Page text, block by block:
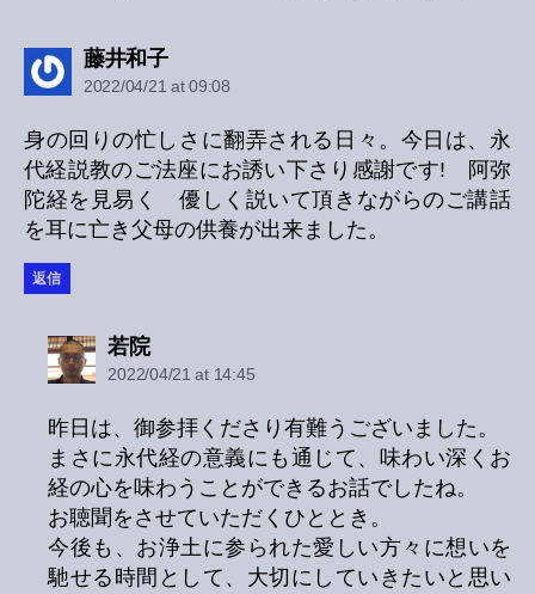
藤井和子says:
2022/04/21 at 09:08
身の回りの忙しさに翻弄される日々。今日は、永
代経説教のご法座にお誘い下さり感謝です! 阿弥
陀経を見易く 優しく説いて頂きながらのご講話
を耳に亡き父母の供養が出来ました。
返信
若院says:
2022/04/21 at 14:45
昨日は、御参拝くださり有難うございました。
まさに永代経の意義にも通じて、味わい深くお
経の心を味わうことができるお話でしたね。
お聴聞をさせていただくひととき。
今後も、お浄土に参られた愛しい方々に想いを
馳せる時間として、大切にしていきたいと思い